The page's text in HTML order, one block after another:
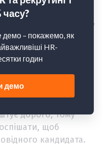
виробляти
забезпечувати згоду
з
дорого, тому
щоб
кандидата.